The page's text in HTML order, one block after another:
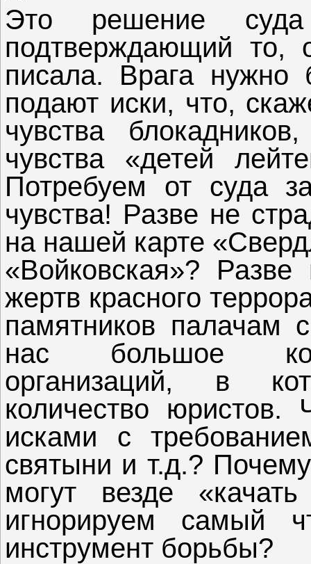
Это решение
подтверждающий то,
писала. Врага
подают иски, что,
чувства
чувства «детей
Потребуем от суда
чувства! Разве не
на нашей карте
«Войковская»?
жертв красного
памятников палачам
нас большое
организаций, в
количество
исками с
святыни и т.д.?
могут везде
игнорируем самый
инструмент борьбы?